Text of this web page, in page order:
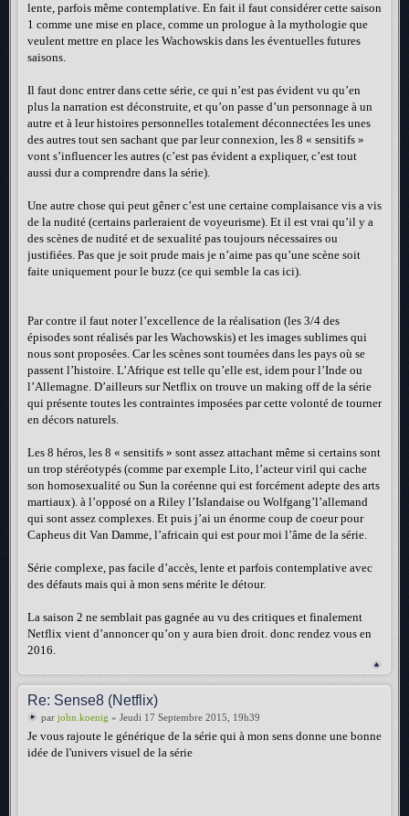
lente, parfois même contemplative. En fait il faut considérer cette saison
1 comme une mise en place, comme un prologue à la mythologie que
veulent mettre en place les Wachowskis dans les éventuelles futures
saisons.
Il faut donc entrer dans cette série, ce qui n’est pas évident vu qu’en
plus la narration est déconstruite, et qu’on passe d’un personnage à un
autre et à leur histoires personnelles totalement déconnectées les unes
des autres tout sen sachant que par leur connexion, les 8 « sensitifs »
vont s’influencer les autres (c’est pas évident a expliquer, c’est tout
aussi dur a comprendre dans la série).
Une autre chose qui peut gêner c’est une certaine complaisance vis a vis
de la nudité (certains parleraient de voyeurisme). Et il est vrai qu’il y a
des scènes de nudité et de sexualité pas toujours nécessaires ou
justifiées. Pas que je soit prude mais je n’aime pas qu’une scène soit
faite uniquement pour le buzz (ce qui semble la cas ici).
Par contre il faut noter l’excellence de la réalisation (les 3/4 des
épisodes sont réalisés par les Wachowskis) et les images sublimes qui
nous sont proposées. Car les scènes sont tournées dans les pays où se
passent l’histoire. L’Afrique est telle qu’elle est, idem pour l’Inde ou
l’Allemagne. D’ailleurs sur Netflix on trouve un making off de la série
qui présente toutes les contraintes imposées par cette volonté de tourner
en décors naturels.
Les 8 héros, les 8 « sensitifs » sont assez attachant même si certains sont
un trop stéréotypés (comme par exemple Lito, l’acteur viril qui cache
son homosexualité ou Sun la coréenne qui est forcément adepte des arts
martiaux). à l’opposé on a Riley l’Islandaise ou Wolfgang’l’allemand
qui sont assez complexes. Et puis j’ai un énorme coup de coeur pour
Capheus dit Van Damme, l’africain qui est pour moi l’âme de la série.
Série complexe, pas facile d’accès, lente et parfois contemplative avec
des défauts mais qui à mon sens mérite le détour.
La saison 2 ne semblait pas gagnée au vu des critiques et finalement
Netflix vient d’annoncer qu’on y aura bien droit. donc rendez vous en
2016.
Re: Sense8 (Netflix)
par john.koenig » Jeudi 17 Septembre 2015, 19h39
Je vous rajoute le générique de la série qui à mon sens donne une bonne
idée de l'univers visuel de la série